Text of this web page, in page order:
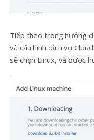
Tiếp theo trong hướng
và cấu hình dịch vụ
sẽ chọn Linux, và được